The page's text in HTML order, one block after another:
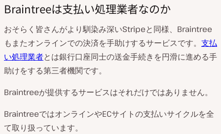
Braintreeは支払い処理業者なのか
おそらく皆さんがより馴染み深いStripeと同様、Braintree
もまたオンラインでの決済を手助けするサービスです。 支払
い処理業者とは銀行口座同士の送金手続きを円滑に進める手
助けをする第三者機関です。
Braintreeが提供するサービスはそれだけではありません。
BraintreeではオンラインやECサイトの支払いサイクルを全
て取り扱っています。